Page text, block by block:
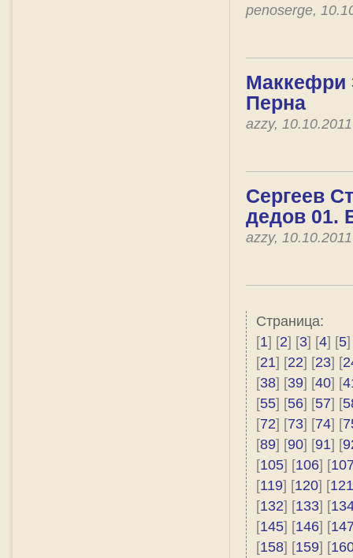
penoserge,
Маккефри
Перна
azzy,
Сергеев
дедов 01.
azzy,
Страница:
[1] [2] [3] [4] [5]
[21] [22] [23] [
[38] [39] [40] [
[55] [56] [57] [
[72] [73] [74] [
[89] [90] [91] [
[105] [106] [
[119] [120] [121
[132] [133] [
[145] [146] [
[158] [159] [